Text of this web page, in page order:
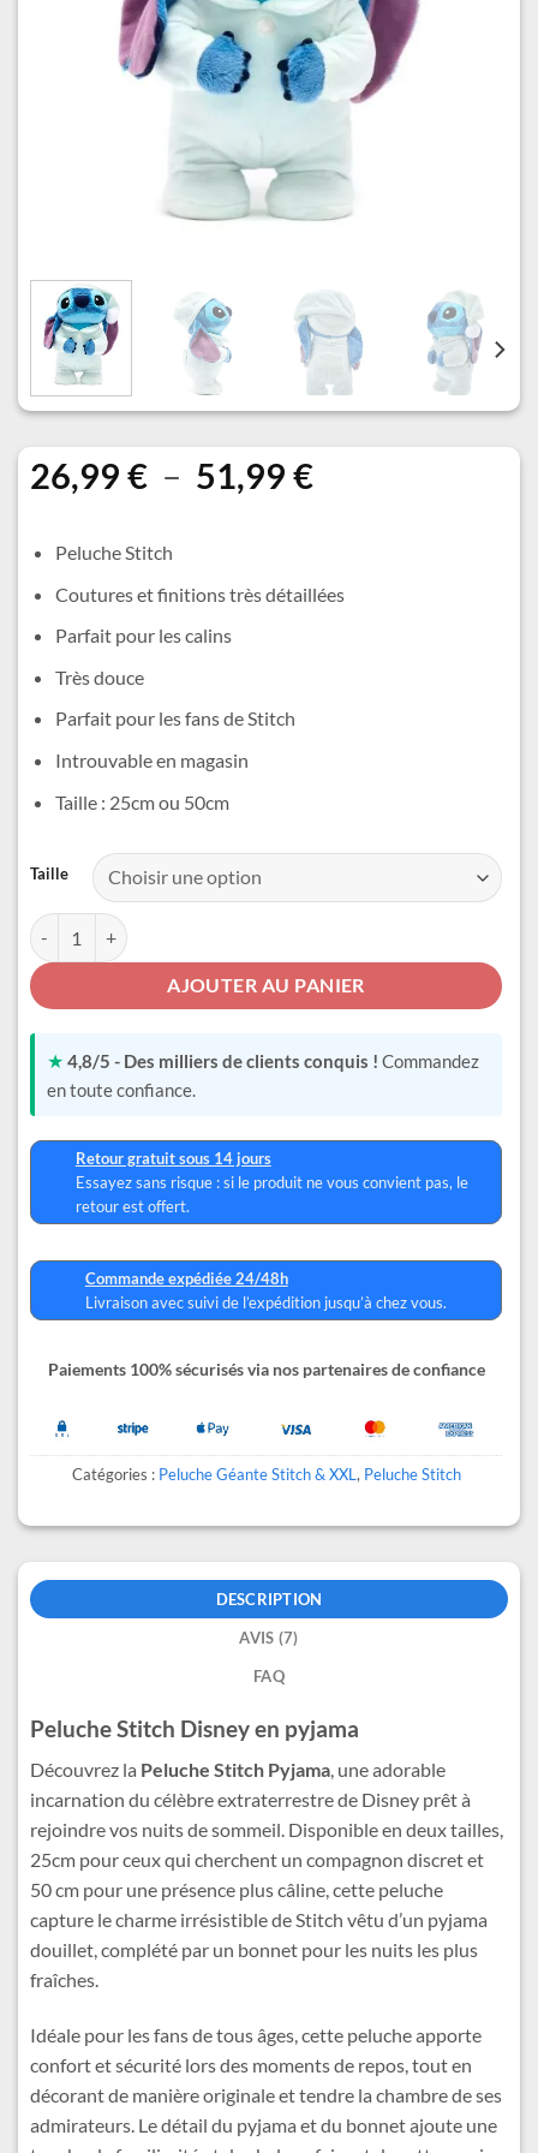
26,99 € – 51,99 €Plage
à
Peluche Stitch
Coutures et finitions très détaillées
Parfait pour les calins
Très douce
Parfait pour les fans de Stitch
Introuvable en magasin
Taille : 25cm ou 50cm
Taille
quantité de Peluche Stitch Pyjama
AJOUTER AU PANIER
Alternative:
★ 4,8/5 - Des milliers de clients conquis ! Commandez
en toute confiance.
Retour gratuit sous 14 jours
Essayez sans risque : si le produit ne vous convient pas, le
retour est offert.
Commande expédiée 24/48h
Livraison avec suivi de l’expédition jusqu’à chez vous.
Paiements 100% sécurisés via nos partenaires de confiance
Catégories : Peluche Géante Stitch & XXL, Peluche Stitch
DESCRIPTION
AVIS (7)
FAQ
Peluche Stitch Disney en pyjama
Découvrez la Peluche Stitch Pyjama, une adorable
incarnation du célèbre extraterrestre de Disney prêt à
rejoindre vos nuits de sommeil. Disponible en deux tailles,
25cm pour ceux qui cherchent un compagnon discret et
50 cm pour une présence plus câline, cette peluche
capture le charme irrésistible de Stitch vêtu d’un pyjama
douillet, complété par un bonnet pour les nuits les plus
fraîches.
Idéale pour les fans de tous âges, cette peluche apporte
confort et sécurité lors des moments de repos, tout en
décorant de manière originale et tendre la chambre de ses
admirateurs. Le détail du pyjama et du bonnet ajoute une